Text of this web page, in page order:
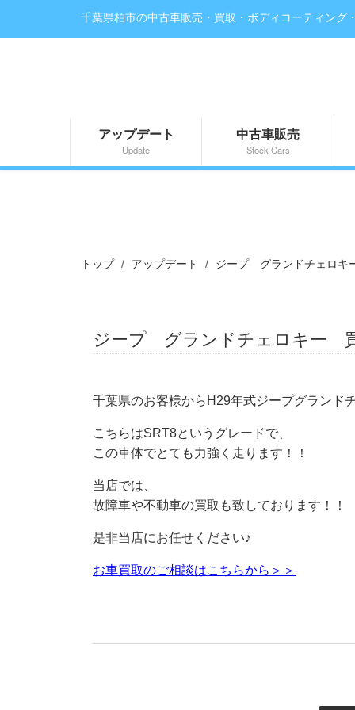
千葉県柏市の中古車販売・買取・ボディコーティング
アップデート
Update
中古車販売
Stock Cars
トップ アップデート ジープ グランドチェロ
ジープ グランドチェロキー
千葉県のお客様からH29年式ジープグランド
こちらはSRT8というグレードで、
この車体でとても力強く走ります！！
当店では、
故障車や不動車の買取も致しております！！
是非当店にお任せください♪
お車買取のご相談はこちらから＞＞